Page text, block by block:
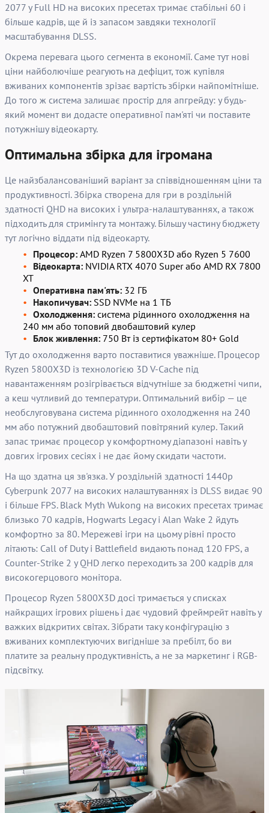
2077 у Full HD на високих пресетах тримає стабільні 60 і
більше кадрів, ще й із запасом завдяки технології
масштабування DLSS.
Окрема перевага цього сегмента в економії. Саме тут нові
ціни найболючіше реагують на дефіцит, тож купівля
вживаних компонентів зрізає вартість збірки найпомітніше.
До того ж система залишає простір для апгрейду: у будь-
який момент ви додасте оперативної пам'яті чи поставите
потужнішу відеокарту.
Оптимальна збірка для ігромана
Це найзбалансованіший варіант за співвідношенням ціни та
продуктивності. Збірка створена для гри в роздільній
здатності QHD на високих і ультра-налаштуваннях, а також
підходить для стримінгу та монтажу. Більшу частину бюджету
тут логічно віддати під відеокарту.
Процесор: AMD Ryzen 7 5800X3D або Ryzen 5 7600
Відеокарта: NVIDIA RTX 4070 Super або AMD RX 7800
XT
Оперативна пам'ять: 32 ГБ
Накопичувач: SSD NVMe на 1 ТБ
Охолодження: система рідинного охолодження на
240 мм або топовий двобаштовий кулер
Блок живлення: 750 Вт із сертифікатом 80+ Gold
Тут до охолодження варто поставитися уважніше. Процесор
Ryzen 5800X3D із технологією 3D V-Cache під
навантаженням розігрівається відчутніше за бюджетні чипи,
а кеш чутливий до температури. Оптимальний вибір — це
необслуговувана система рідинного охолодження на 240
мм або потужний двобаштовий повітряний кулер. Такий
запас тримає процесор у комфортному діапазоні навіть у
довгих ігрових сесіях і не дає йому скидати частоти.
На що здатна ця зв'язка. У роздільній здатності 1440p
Cyberpunk 2077 на високих налаштуваннях із DLSS видає 90
і більше FPS. Black Myth Wukong на високих пресетах тримає
близько 70 кадрів, Hogwarts Legacy і Alan Wake 2 йдуть
комфортно за 80. Мережеві ігри на цьому рівні просто
літають: Call of Duty і Battlefield видають понад 120 FPS, а
Counter-Strike 2 у QHD легко переходить за 200 кадрів для
високогерцового монітора.
Процесор Ryzen 5800X3D досі тримається у списках
найкращих ігрових рішень і дає чудовий фреймрейт навіть у
важких відкритих світах. Зібрати таку конфігурацію з
вживаних комплектуючих вигідніше за пребілт, бо ви
платите за реальну продуктивність, а не за маркетинг і RGB-
підсвітку.